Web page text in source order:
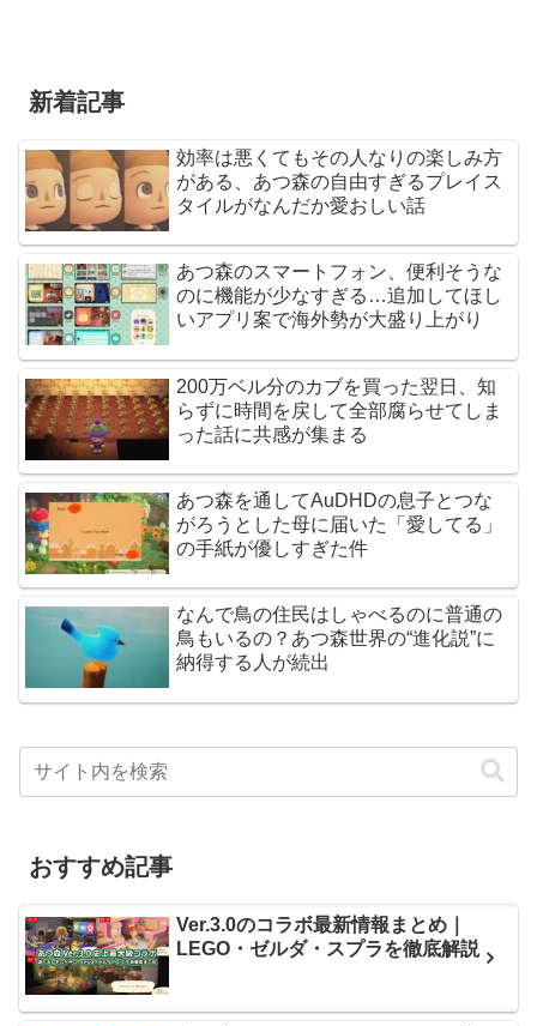
新着記事
効率は悪くてもその人なりの楽しみ方
がある、あつ森の自由すぎるプレイス
タイルがなんだか愛おしい話
あつ森のスマートフォン、便利そうな
のに機能が少なすぎる…追加してほし
いアプリ案で海外勢が大盛り上がり
200万ベル分のカブを買った翌日、知
らずに時間を戻して全部腐らせてしま
った話に共感が集まる
あつ森を通してAuDHDの息子とつな
がろうとした母に届いた「愛してる」
の手紙が優しすぎた件
なんで鳥の住民はしゃべるのに普通の
鳥もいるの？あつ森世界の“進化説”に
納得する人が続出
おすすめ記事
Ver.3.0のコラボ最新情報まとめ｜
LEGO・ゼルダ・スプラを徹底解説